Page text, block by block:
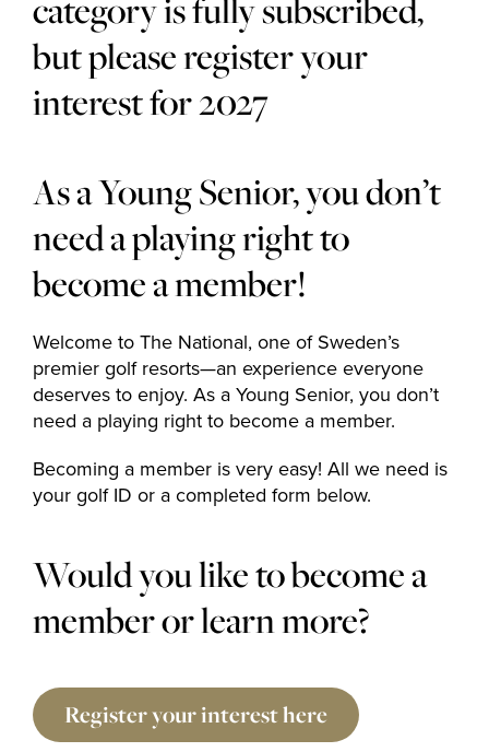
category is fully subscribed,
but please register your
interest for 2027
As a Young Senior, you don’t
need a playing right to
become a member!
Welcome to The National, one of Sweden’s
premier golf resorts—an experience everyone
deserves to enjoy. As a Young Senior, you don’t
need a playing right to become a member.
Becoming a member is very easy! All we need is
your golf ID or a completed form below.
Would you like to become a
member or learn more?
Register your interest here